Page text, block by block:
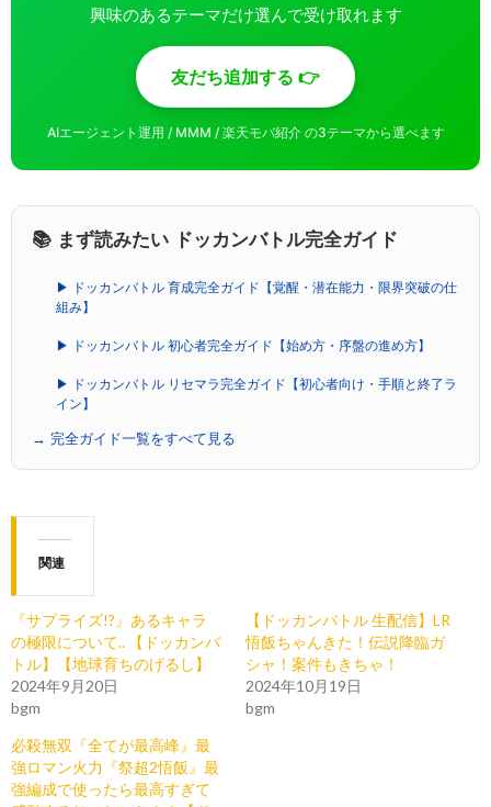
興味のあるテーマだけ選んで受け取れます
友だち追加する 👉
AIエージェント運用 / MMM / 楽天モバ紹介 の3テーマから選べます
📚 まず読みたい ドッカンバトル完全ガイド
▶ ドッカンバトル 育成完全ガイド【覚醒・潜在能力・限界突破の仕
組み】
▶ ドッカンバトル 初心者完全ガイド【始め方・序盤の進め方】
▶ ドッカンバトル リセマラ完全ガイド【初心者向け・手順と終了ラ
イン】
→ 完全ガイド一覧をすべて見る
関連
『サプライズ!?』あるキャラ
の極限について.. 【ドッカンバ
トル】【地球育ちのげるし】
2024年9月20日
bgm
【ドッカンバトル 生配信】LR
悟飯ちゃんきた！伝説降臨ガ
シャ！案件もきちゃ！
2024年10月19日
bgm
必殺無双『全てが最高峰』最
強ロマン火力『祭超2悟飯』最
強編成で使ったら最高すぎて